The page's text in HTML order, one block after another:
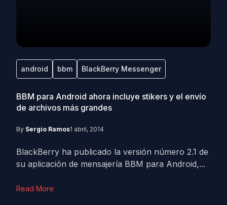
android bbm BlackBerry Messenger
BBM para Android ahora incluye stikers y el envío
de archivos más grandes
By Sergio Ramos1 abril, 2014
BlackBerry ha publicado la versión número 2.1 de
su aplicación de mensajería BBM para Android,...
Read More